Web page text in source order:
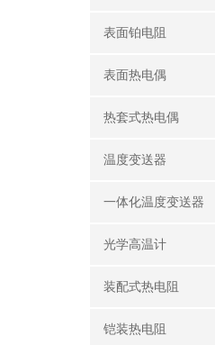
表面铂电阻
表面热电偶
热套式热电偶
温度变送器
一体化温度变送器
光学高温计
装配式热电阻
铠装热电阻